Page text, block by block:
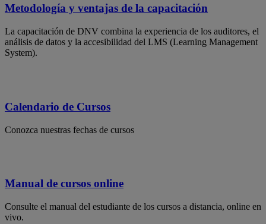
Metodología y ventajas de la capacitación
La capacitación de DNV combina la experiencia de los auditores, el
análisis de datos y la accesibilidad del LMS (Learning Management
System).
Calendario de Cursos
Conozca nuestras fechas de cursos
Manual de cursos online
Consulte el manual del estudiante de los cursos a distancia, online en
vivo.